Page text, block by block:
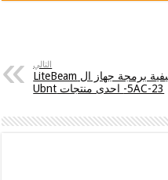
التالي
كيفية برمجة جهاز ال LiteBeam
-5AC-23 احدى منتجات Ubnt